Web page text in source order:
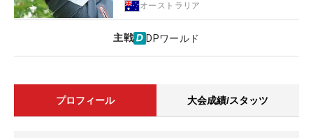
オーストラリア
主戦 DPワールド
プロフィール 大会成績/スタッツ